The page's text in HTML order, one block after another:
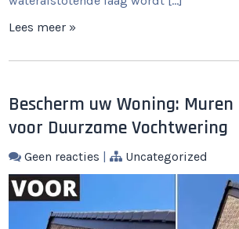
Lees meer »
Bescherm uw Woning:
voor Duurzame Vochtwering
Geen reacties | Uncategorized